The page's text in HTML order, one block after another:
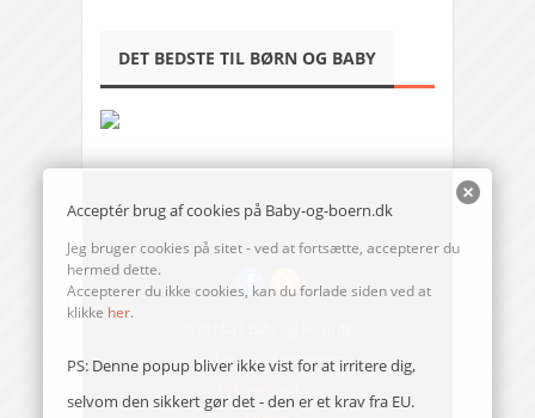
DET BEDSTE TIL BØRN OG BABY
Send en mail til redaktionen
Acceptér brug af cookies på Baby-og-boern.dk
Jeg bruger cookies på sitet - ved at fortsætte, accepterer du
hermed dette.
Accepterer du ikke cookies, kan du forlade siden ved at
klikke her.
PS: Denne popup bliver ikke vist for at irritere dig,
selvom den sikkert gør det - den er et krav fra EU.